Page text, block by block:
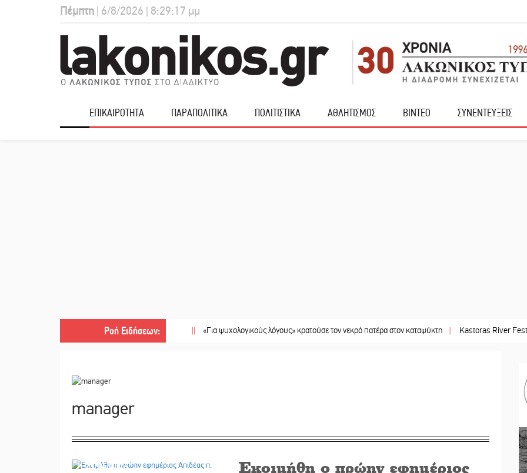
Πέμπτη | 6/8/2026 | 8:29:18 μμ
ΕΠΙΚΑΙΡΟΤΗΤΑ ΠΑΡΑΠΟΛΙΤΙΚΑ ΠΟΛΙΤΙΣΤΙΚΑ ΑΘΛΗΤΙΣΜΟΣ ΒΙΝΤΕΟ ΣΥΝΕΝΤΕΥΞΕΙΣ
Ροή Ειδήσεων: «Για ψυχολογικούς λόγους» κρατούσε τον νεκρό πατέρα στον καταψύκτη || Kastoras River Festival 2026:
manager
23/06/2026
Εκοιμήθη ο πρώην εφημέριος